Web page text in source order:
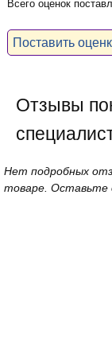
Всего оценок
Поставить
Отзывы
Нет подробных
товаре. Оставьте